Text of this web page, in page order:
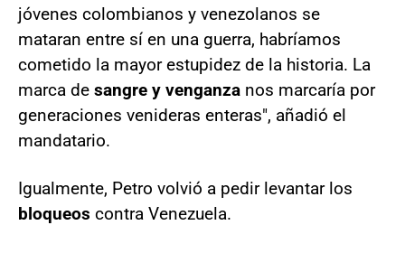
jóvenes colombianos y venezolanos se
mataran entre sí en una guerra, habríamos
cometido la mayor estupidez de la historia. La
marca de sangre y venganza nos marcaría por
generaciones venideras enteras", añadió el
mandatario.
Igualmente, Petro volvió a pedir levantar los
bloqueos contra Venezuela.